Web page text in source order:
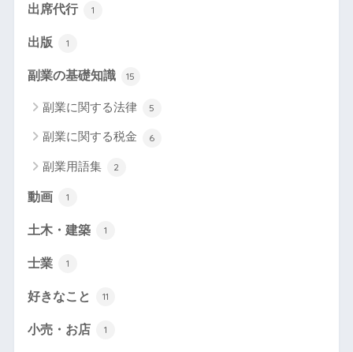
出席代行 1
出版 1
副業の基礎知識 15
副業に関する法律 5
副業に関する税金 6
副業用語集 2
動画 1
土木・建築 1
士業 1
好きなこと 11
小売・お店 1